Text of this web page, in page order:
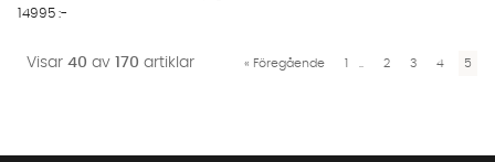
14995 :-
Visar 40 av 170 artiklar « Föregående 1 2 3 4 5